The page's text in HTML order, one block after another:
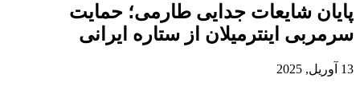
پایان شایعات جدایی طارمی؛ حمایت
سرمربی اینترمیلان از ستاره ایرانی
13 آوریل, 2025